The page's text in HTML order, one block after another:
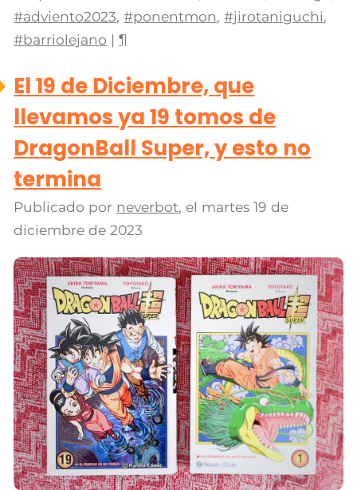
#adviento2023,#ponentmon,#jirotaniguchi,
#barriolejano |¶
El 19 de Diciembre, que
llevamos ya 19 tomos de
DragonBall Super, y esto no
termina
Publicado por neverbot, el martes 19 de
diciembre de 2023